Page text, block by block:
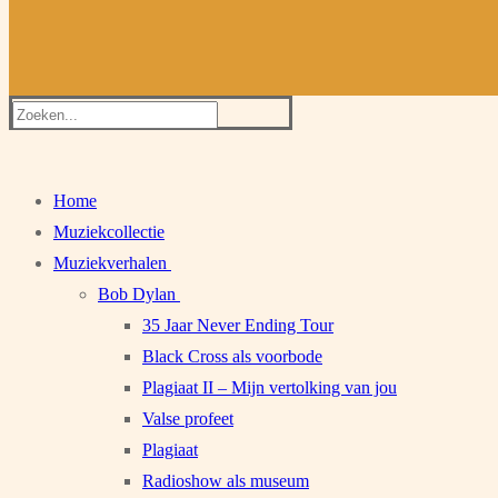
Zoeken
Home
Muziekcollectie
Muziekverhalen
Bob Dylan
35 Jaar Never Ending Tour
Black Cross als voorbode
Plagiaat II – Mijn vertolking van jou
Valse profeet
Plagiaat
Radioshow als museum